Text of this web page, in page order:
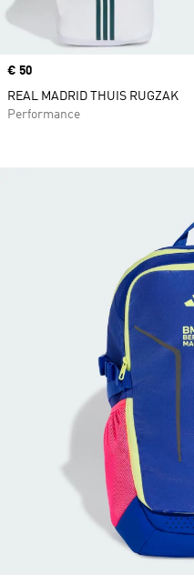
Price
€ 50
REAL MADRID THUIS RUGZAK
Performance